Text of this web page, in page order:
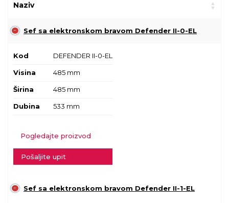
Naziv
Sef sa elektronskom bravom Defender II-0-EL
Kod DEFENDER II-0-EL
Visina 485 mm
Širina 485 mm
Dubina 533 mm
Pogledajte proizvod
Pošaljite upit
Sef sa elektronskom bravom Defender II-1-EL